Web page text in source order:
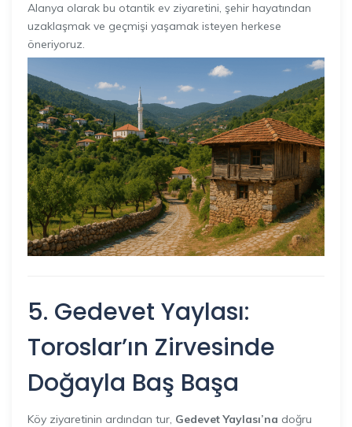
Alanya olarak bu otantik ev ziyaretini, şehir hayatından
uzaklaşmak ve geçmişi yaşamak isteyen herkese
öneriyoruz.
5. Gedevet Yaylası:
Toroslar’ın Zirvesinde
Doğayla Baş Başa
Köy ziyaretinin ardından tur, Gedevet Yaylası’na doğru